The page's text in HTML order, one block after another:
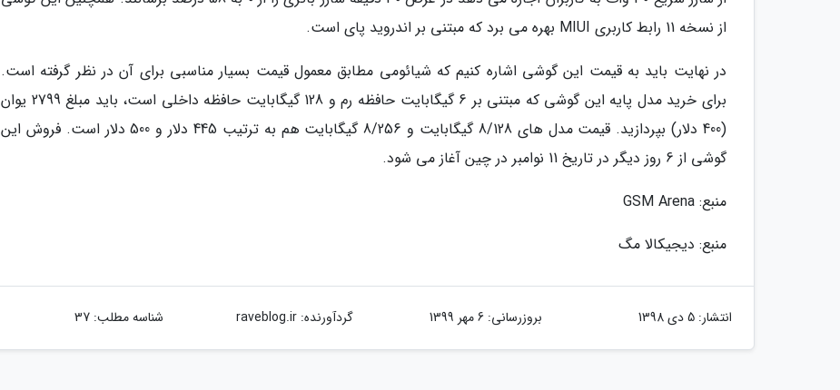
از نسخه 11 رابط کاربری MIUI بهره می برد که مبتنی بر اندروید پای است.
در نهایت باید به قیمت این گوشی اشاره کنیم که شیائومی مطابق معمول قیمت بسیار مناسبی برای آن در نظر گرفته است.
برای خرید مدل پایه این گوشی که مبتنی بر 6 گیگابایت حافظه رم و 128 گیگابایت حافظه داخلی است، باید مبلغ 2799 یوان
(400 دلار) بپردازید. قیمت مدل های 8/128 گیگابایت و 8/256 گیگابایت هم به ترتیب 445 دلار و 500 دلار است. فروش این
گوشی از 6 روز دیگر در تاریخ 11 نوامبر در چین آغاز می شود.
منبع: GSM Arena
منبع: دیجیکالا مگ
انتشار: 5 دی 1398 بروزرسانی: 6 مهر 1399 گردآورنده:raveblog.ir شناسه مطلب: 37